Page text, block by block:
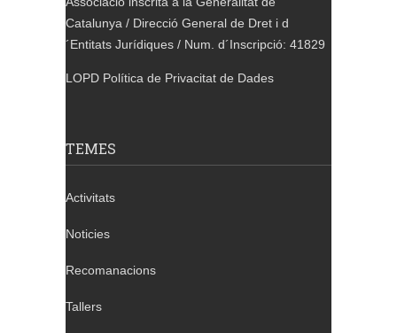
Catalunya / Direcció General de Dret i d
´Entitats Jurídiques / Num. d´Inscripció: 41829
LOPD Política de Privacitat de Dades
TEMES
Activitats
Noticies
Recomanacions
Tallers